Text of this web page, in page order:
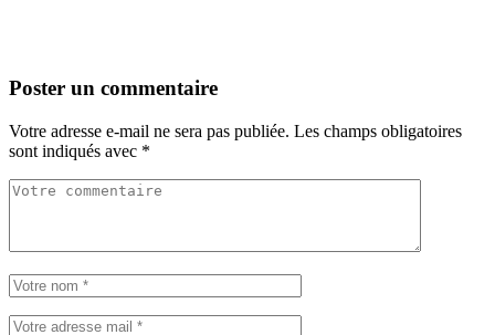
Poster un commentaire
Votre adresse e-mail ne sera pas publiée. Les champs obligatoires
sont indiqués avec *